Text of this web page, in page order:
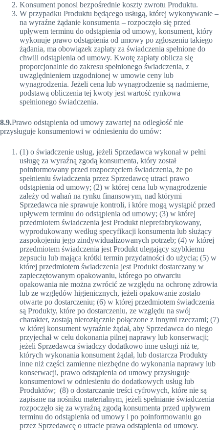
Konsument ponosi bezpośrednie koszty zwrotu Produktu.
W przypadku Produktu będącego usługą, której wykonywanie –
na wyraźne żądanie konsumenta – rozpoczęło się przed
upływem terminu do odstąpienia od umowy, konsument, który
wykonuje prawo odstąpienia od umowy po zgłoszeniu takiego
żądania, ma obowiązek zapłaty za świadczenia spełnione do
chwili odstąpienia od umowy. Kwotę zapłaty oblicza się
proporcjonalnie do zakresu spełnionego świadczenia, z
uwzględnieniem uzgodnionej w umowie ceny lub
wynagrodzenia. Jeżeli cena lub wynagrodzenie są nadmierne,
podstawą obliczenia tej kwoty jest wartość rynkowa
spełnionego świadczenia.
8.9.Prawo odstąpienia od umowy zawartej na odległość nie
przysługuje konsumentowi w odniesieniu do umów:
(1) o świadczenie usług, jeżeli Sprzedawca wykonał w pełni
usługę za wyraźną zgodą konsumenta, który został
poinformowany przed rozpoczęciem świadczenia, że po
spełnieniu świadczenia przez Sprzedawcę utraci prawo
odstąpienia od umowy; (2) w której cena lub wynagrodzenie
zależy od wahań na rynku finansowym, nad którymi
Sprzedawca nie sprawuje kontroli, i które mogą wystąpić przed
upływem terminu do odstąpienia od umowy; (3) w której
przedmiotem świadczenia jest Produkt nieprefabrykowany,
wyprodukowany według specyfikacji konsumenta lub służący
zaspokojeniu jego zindywidualizowanych potrzeb; (4) w której
przedmiotem świadczenia jest Produkt ulegający szybkiemu
zepsuciu lub mająca krótki termin przydatności do użycia; (5) w
której przedmiotem świadczenia jest Produkt dostarczany w
zapieczętowanym opakowaniu, którego po otwarciu
opakowania nie można zwrócić ze względu na ochronę zdrowia
lub ze względów higienicznych, jeżeli opakowanie zostało
otwarte po dostarczeniu; (6) w której przedmiotem świadczenia
są Produkty, które po dostarczeniu, ze względu na swój
charakter, zostają nierozłącznie połączone z innymi rzeczami; (7)
w której konsument wyraźnie żądał, aby Sprzedawca do niego
przyjechał w celu dokonania pilnej naprawy lub konserwacji;
jeżeli Sprzedawca świadczy dodatkowo inne usługi niż te,
których wykonania konsument żądał, lub dostarcza Produkty
inne niż części zamienne niezbędne do wykonania naprawy lub
konserwacji, prawo odstąpienia od umowy przysługuje
konsumentowi w odniesieniu do dodatkowych usług lub
Produktów; (8) o dostarczanie treści cyfrowych, które nie są
zapisane na nośniku materialnym, jeżeli spełnianie świadczenia
rozpoczęło się za wyraźną zgodą konsumenta przed upływem
terminu do odstąpienia od umowy i po poinformowaniu go
przez Sprzedawcę o utracie prawa odstąpienia od umowy.